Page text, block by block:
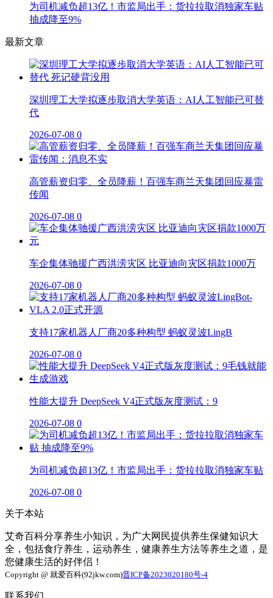
为司机减负超13亿！市监局出手：货拉拉取消独家车贴
抽成降至9%
最新文章
深圳理工大学拟逐步取消大学英语：AI人工智能已可替
代
2026-07-08 0
高管薪资归零、全员降薪！百强车商兰天集团回应暴雷
传闻
2026-07-08 0
车企集体驰援广西洪涝灾区 比亚迪向灾区捐款1000万
2026-07-08 0
支持17家机器人厂商20多种构型 蚂蚁灵波LingB
2026-07-08 0
性能大提升 DeepSeek V4正式版灰度测试：9
2026-07-08 0
为司机减负超13亿！市监局出手：货拉拉取消独家车贴
2026-07-08 0
关于本站
艾奇百科分享养生小知识，为广大网民提供养生保健知识大
全，包括食疗养生，运动养生，健康养生方法等养生之道，是
您健康生活的好伴侣！
Copyright @ 就爱百科(92jkw.com)晋ICP备2023020180号-4
联系我们